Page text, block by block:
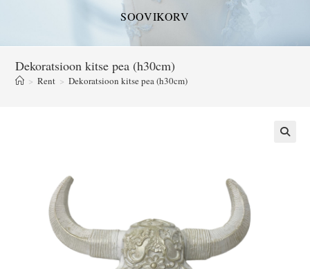
SOOVIKORV
Dekoratsioon kitse pea (h30cm)
> Rent > Dekoratsioon kitse pea (h30cm)